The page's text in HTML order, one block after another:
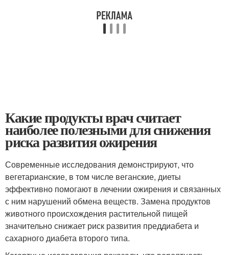
Какие продукты врач считает
наиболее полезными для снижения
риска развития ожирения
Современные исследования демонстрируют, что
вегетарианские, в том числе веганские, диеты
эффективно помогают в лечении ожирения и связанных
с ним нарушений обмена веществ. Замена продуктов
животного происхождения растительной пищей
значительно снижает риск развития преддиабета и
сахарного диабета второго типа.